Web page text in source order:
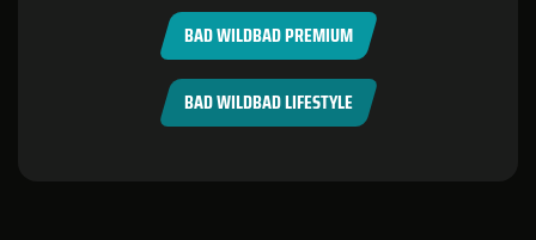
BAD WILDBAD PREMIUM
BAD WILDBAD LIFESTYLE